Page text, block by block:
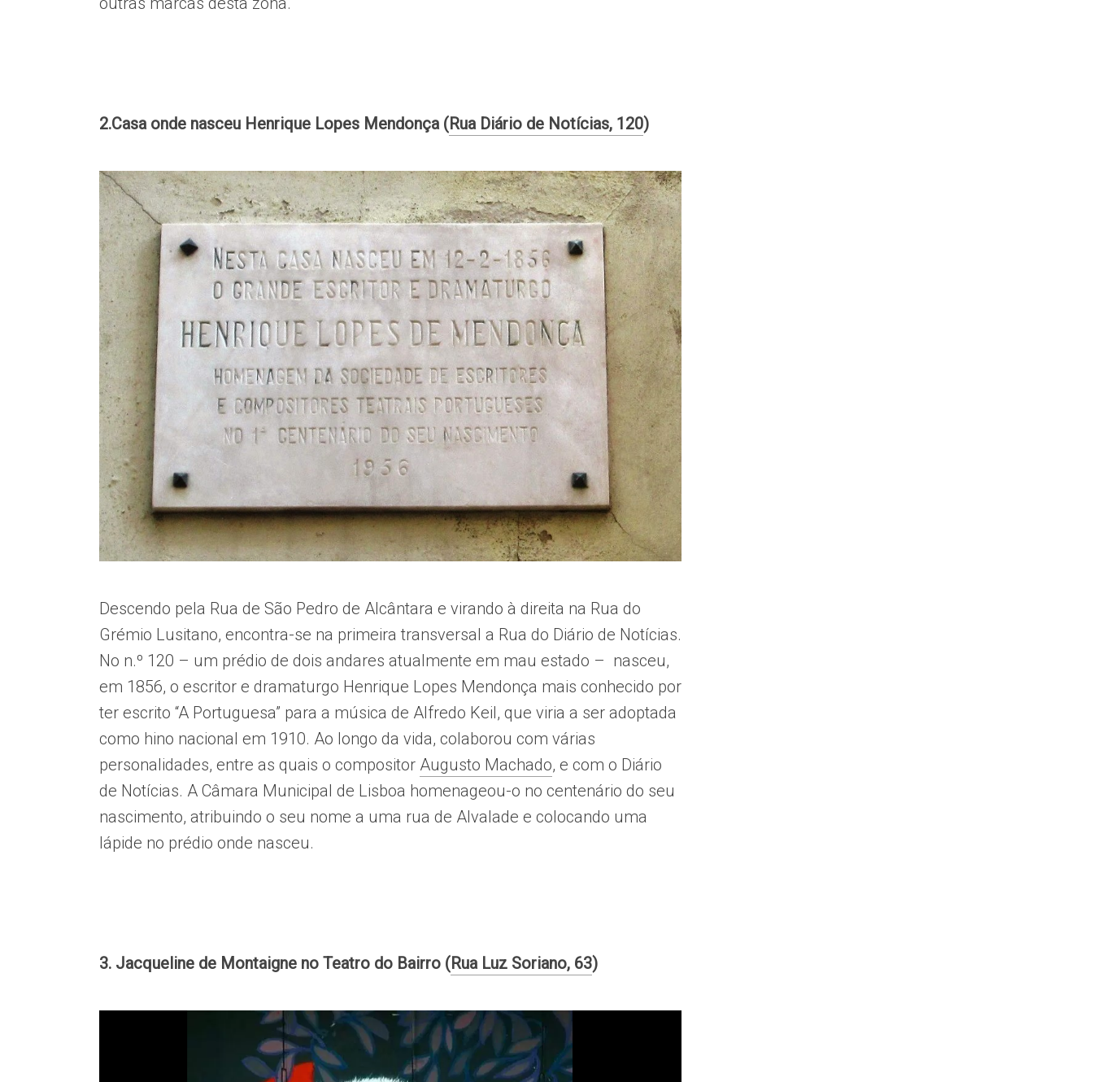
2.Casa onde nasceu Henrique Lopes Mendonça (Rua Diário de Notícias, 120)
Descendo pela Rua de São Pedro de Alcântara e virando à direita na Rua do
Grémio Lusitano, encontra-se na primeira transversal a Rua do Diário de Notícias.
No n.º 120 – um prédio de dois andares atualmente em mau estado – nasceu,
em 1856, o escritor e dramaturgo Henrique Lopes Mendonça mais conhecido por
ter escrito “A Portuguesa” para a música de Alfredo Keil, que viria a ser adoptada
como hino nacional em 1910. Ao longo da vida, colaborou com várias
personalidades, entre as quais o compositor Augusto Machado, e com o Diário
de Notícias. A Câmara Municipal de Lisboa homenageou-o no centenário do seu
nascimento, atribuindo o seu nome a uma rua de Alvalade e colocando uma
lápide no prédio onde nasceu.
3. Jacqueline de Montaigne no Teatro do Bairro (Rua Luz Soriano, 63)